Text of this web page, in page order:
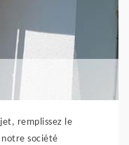
remplissez le
société